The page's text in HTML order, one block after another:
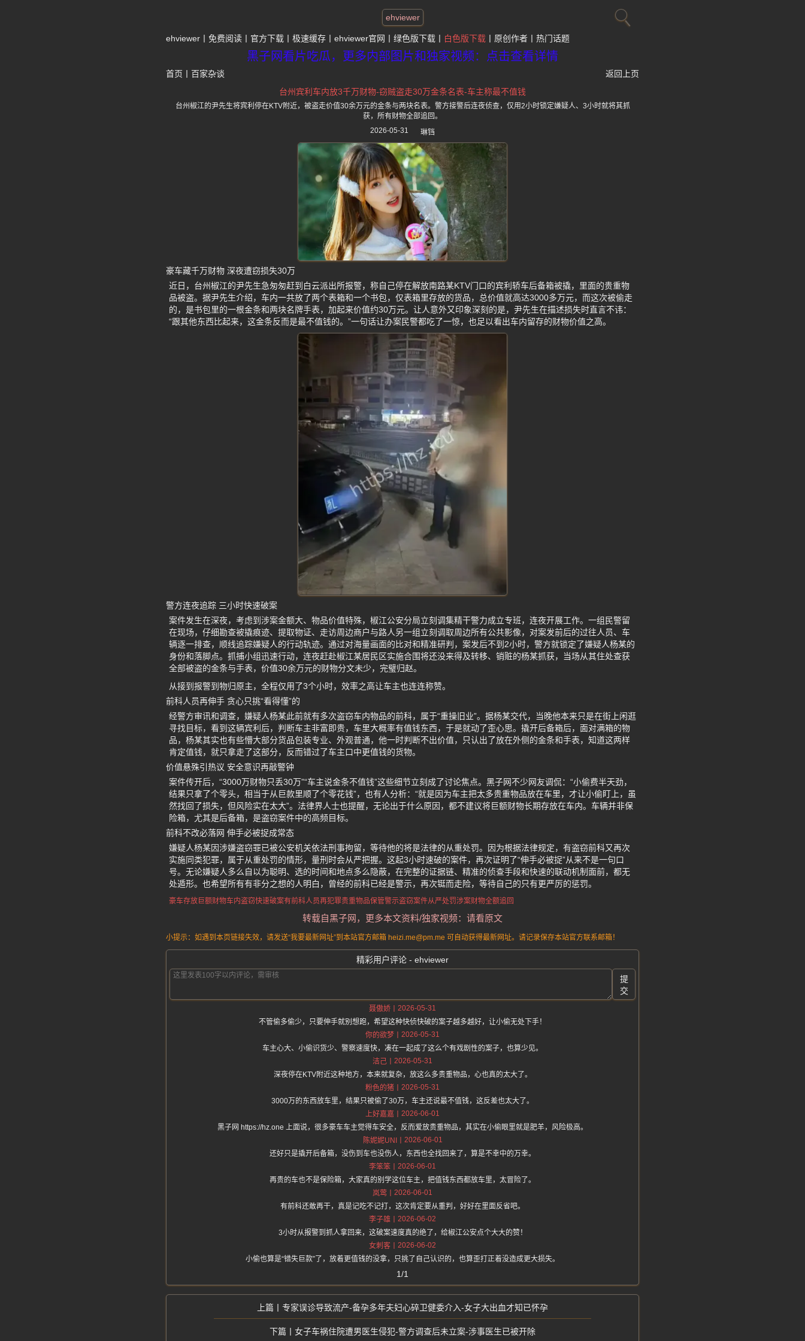
ehviewer
ehviewer 免费阅读 官方下载 极速缓存 ehviewer官网 绿色版下载 白色版下载 原创作者 热门话题
黑子网看片吃瓜，更多内部图片和独家视频：点击查看详情
首页 百家杂谈
返回上页
台州宾利车内放3千万财物-窃贼盗走30万金条名表-车主称最不值钱
台州椒江的尹先生将宾利停在KTV附近，被盗走价值30余万元的金条与两块名表。警方接警后连夜侦查，仅用2小时锁定嫌疑人、3小时就将其抓
获，所有财物全部追回。
2026-05-31
琳铛
豪车藏千万财物 深夜遭窃损失30万
近日，台州椒江的尹先生急匆匆赶到白云派出所报警，称自己停在解放南路某KTV门口的宾利轿车后备箱被撬，里面的贵重物
品被盗。据尹先生介绍，车内一共放了两个表箱和一个书包，仅表箱里存放的货品，总价值就高达3000多万元，而这次被偷走
的，是书包里的一根金条和两块名牌手表，加起来价值约30万元。让人意外又印象深刻的是，尹先生在描述损失时直言不讳：
“跟其他东西比起来，这金条反而是最不值钱的。”一句话让办案民警都吃了一惊，也足以看出车内留存的财物价值之高。
警方连夜追踪 三小时快速破案
案件发生在深夜，考虑到涉案金额大、物品价值特殊，椒江公安分局立刻调集精干警力成立专班，连夜开展工作。一组民警留
在现场，仔细勘查被撬痕迹、提取物证、走访周边商户与路人另一组立刻调取周边所有公共影像，对案发前后的过往人员、车
辆逐一排查，顺线追踪嫌疑人的行动轨迹。通过对海量画面的比对和精准研判，案发后不到2小时，警方就锁定了嫌疑人杨某的
身份和落脚点。抓捕小组迅速行动，连夜赶赴椒江某居民区实施合围将还没来得及转移、销赃的杨某抓获，当场从其住处查获
全部被盗的金条与手表，价值30余万元的财物分文未少，完璧归赵。
从接到报警到物归原主，全程仅用了3个小时，效率之高让车主也连连称赞。
前科人员再伸手 贪心只挑“看得懂”的
经警方审讯和调查，嫌疑人杨某此前就有多次盗窃车内物品的前科，属于“重操旧业”。据杨某交代，当晚他本来只是在街上闲逛
寻找目标，看到这辆宾利后，判断车主非富即贵，车里大概率有值钱东西，于是就动了歪心思。撬开后备箱后，面对满箱的物
品，杨某其实也有些懵大部分货品包装专业、外观普通，他一时判断不出价值，只认出了放在外侧的金条和手表，知道这两样
肯定值钱，就只拿走了这部分，反而错过了车主口中更值钱的货物。
价值悬殊引热议 安全意识再敲警钟
案件传开后，“3000万财物只丢30万”“车主说金条不值钱”这些细节立刻成了讨论焦点。黑子网不少网友调侃：“小偷费半天劲，
结果只拿了个零头，相当于从巨款里顺了个零花钱”，也有人分析：“就是因为车主把太多贵重物品放在车里，才让小偷盯上，虽
然找回了损失，但风险实在太大”。法律界人士也提醒，无论出于什么原因，都不建议将巨额财物长期存放在车内。车辆并非保
险箱，尤其是后备箱，是盗窃案件中的高频目标。
前科不改必落网 伸手必被捉成常态
嫌疑人杨某因涉嫌盗窃罪已被公安机关依法刑事拘留，等待他的将是法律的从重处罚。因为根据法律规定，有盗窃前科又再次
实施同类犯罪，属于从重处罚的情形，量刑时会从严把握。这起3小时速破的案件，再次证明了“伸手必被捉”从来不是一句口
号。无论嫌疑人多么自以为聪明、选的时间和地点多么隐蔽，在完整的证据链、精准的侦查手段和快速的联动机制面前，都无
处遁形。也希望所有有非分之想的人明白，曾经的前科已经是警示，再次铤而走险，等待自己的只有更严厉的惩罚。
豪车存放巨额财物车内盗窃快速破案有前科人员再犯罪贵重物品保管警示盗窃案件从严处罚涉案财物全额追回
转载自黑子网，更多本文资料/独家视频：请看原文
小提示：如遇到本页链接失效，请发送“我要最新网址”到本站官方邮箱 heizi.me@pm.me 可自动获得最新网址。请记录保存本站官方联系邮箱！
精彩用户评论 - ehviewer
提
交
聂傲娇
2026-05-31
不管偷多偷少，只要伸手就别想跑，希望这种快侦快破的案子越多越好，让小偷无处下手！
你的欲梦
2026-05-31
车主心大、小偷识货少、警察速度快，凑在一起成了这么个有戏剧性的案子，也算少见。
洁己
2026-05-31
深夜停在KTV附近这种地方，本来就复杂，放这么多贵重物品，心也真的太大了。
粉色的猪
2026-05-31
3000万的东西放车里，结果只被偷了30万，车主还说最不值钱，这反差也太大了。
上好嘉嘉
2026-06-01
黑子网 https://hz.one 上面说，很多豪车车主觉得车安全，反而爱放贵重物品，其实在小偷眼里就是肥羊，风险极高。
陈妮妮UNI
2026-06-01
还好只是撬开后备箱，没伤到车也没伤人，东西也全找回来了，算是不幸中的万幸。
李笨笨
2026-06-01
再贵的车也不是保险箱，大家真的别学这位车主，把值钱东西都放车里，太冒险了。
岚莺
2026-06-01
有前科还敢再干，真是记吃不记打，这次肯定要从重判，好好在里面反省吧。
李子雄
2026-06-02
3小时从报警到抓人拿回来，这破案速度真的绝了，给椒江公安点个大大的赞！
女刺客
2026-06-02
小偷也算是“错失巨款”了，放着更值钱的没拿，只挑了自己认识的，也算歪打正着没造成更大损失。
1/1
专家误诊导致流产-备孕多年夫妇心碎卫健委介入-女子大出血才知已怀孕
女子车祸住院遭男医生侵犯-警方调查后未立案-涉事医生已被开除